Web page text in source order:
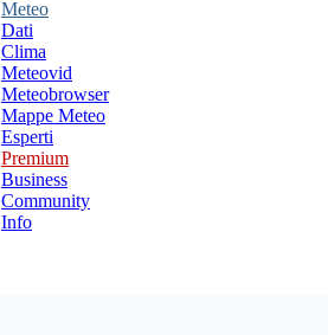
Meteo
Dati
Clima
Meteovid
Meteobrowser
Mappe Meteo
Esperti
Premium
Business
Community
Info